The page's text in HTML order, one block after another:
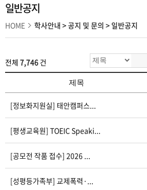
일반공지
HOME 학사안내 >공지 및 문의 > 일반공지
전체 7,746 건
제목
[정보화지원실] 태안캠퍼스...
[평생교육원] TOEIC Speaki...
[공모전 작품 접수] 2026 ...
[성평등가족부] 교제폭력·...